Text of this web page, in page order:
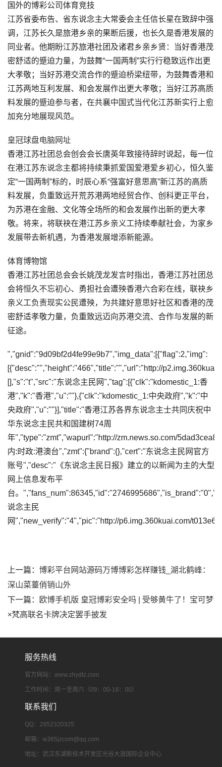
国外的博彩公司体育竞技
江苏省委布告、省东说念主大常委会主任信长星在致辞中强
调，江苏长久是旅港乡亲的果断后援，也长久是香港发展的
同业者。他期盼江苏旅港社团及诸君乡亲乡贤：当好香港茂
密舒适的蹙迫力量，为鼓舞“一国两制”实行行稳致远作出更
大孝敬；当好苏港交流合作的蹙迫桥梁纽带，为鼓舞香港和
江苏两地互利发展、和会发展作出更大孝敬；当好江苏高质
料发展的蹙迫参与者，在共襄中国式当代化江苏新实行上愈
加充分地展现风范。
皇冠球盘电脑网址
香港江苏社团总会创会会长唐英年致接待辞时说起，每一位
在港江苏东说念主都将持续秉抓爱国爱港爱乡初心，恒久鉴
定“一国两制”标的，时辰心系“强富好意思高”新江苏的高质
料发展，负重致远开荒苏港两地经贸合作、创科更正平台，
为苏港在金融、文化等全场所的和会发展作出新的更大孝
敬。将来，将联袂在港江苏乡亲义工持续奉献社会，为家乡
发展带去新机遇，为香港发展增添新能源。
体育博物馆
香港江苏社团总会会长姚茂龙发言时指出，香港江苏社团总
会将恒久不忘初心、勇担社会遭殃香港六合彩在线，联袂乡
亲义工负责现实公民遭殃，为共建好意思好社区和香港的茂
密舒适孝敬力量，负重致远迈向苏港交流、合作与发展的新
征途。
","gnid":"9d09bf2d4fe99e9b7","img_data":[{"flag":2,"img":
[{"desc":"","height":"466","title":"","url":"http://
[],"s":"t","src":"东说念主民网","tag":[{"clk":"kdomestic_1:香
港","k":"香港","u":""},{"clk":"kdomestic_1:中央政府","k":"中
央政府","u":""}],"title":"香港江苏各界东说念主士共同庆祝中
华东说念主民共和国建树74周
年","type":"zmt","wapurl":"http://zm.news.so.com/
内:时政:港澳台","zmt":{"brand":{},"cert":"东说念主民网官方
账号","desc":"《东说念主民日报》建立的以新闻为主的大型
网上信息发布平
台。
说念主民
网","new_verify":"4","pic":"http://p6.img.360kuai.com/
上一篇： 博彩平台网站源码万博博彩怎样赚钱_湖北鹤峰：
深山菜薹俏销山外
下一篇：
欧博手机版 皇冠博彩安全吗 | 受够黄牛了！宝可梦
×梵高联名卡牌决定罢手披发
服务热线
官方网站：www.zhydtz.com
工作时间：周一至周六（09：00-18：00）
联系我们
QQ：2852320325
邮箱： w365jzcom@qq.com
地址：武汉东湖新技术开发区光谷大道国际企业中心